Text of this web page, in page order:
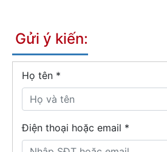
Gửi ý kiến:
Họ tên *
Điện thoại hoặc email *